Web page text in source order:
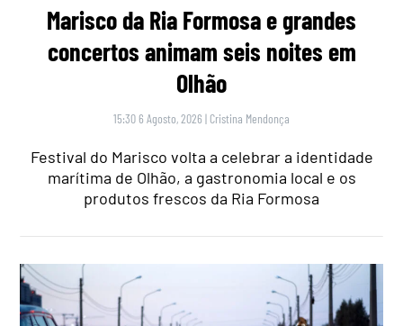
Marisco da Ria Formosa e grandes
concertos animam seis noites em
Olhão
15:30 6 Agosto, 2026 | Cristina Mendonça
Festival do Marisco volta a celebrar a identidade
marítima de Olhão, a gastronomia local e os
produtos frescos da Ria Formosa